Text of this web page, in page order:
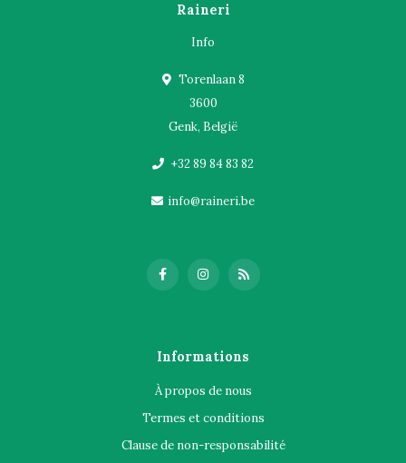
Raineri
Info
Torenlaan 8
3600
Genk, België
+32 89 84 83 82
info@raineri.be
Informations
À propos de nous
Termes et conditions
Clause de non-responsabilité